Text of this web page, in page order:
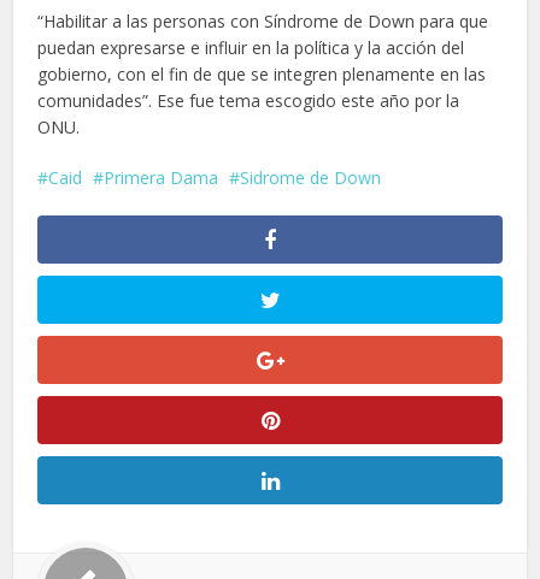
“Habilitar a las personas con Síndrome de Down para que
puedan expresarse e influir en la política y la acción del
gobierno, con el fin de que se integren plenamente en las
comunidades”. Ese fue tema escogido este año por la
ONU.
Caid Primera Dama Sidrome de Down